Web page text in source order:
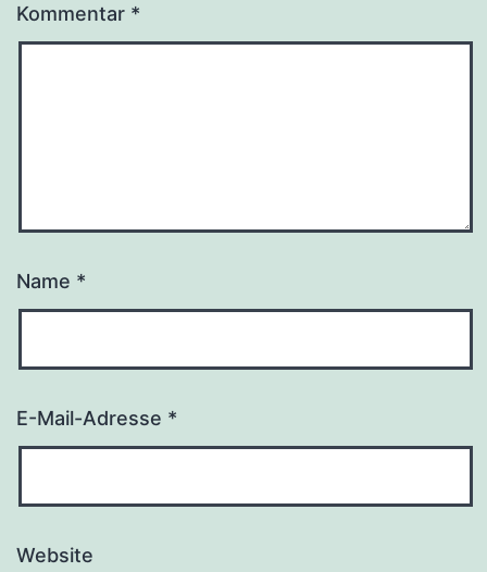
Kommentar *
Name *
E-Mail-Adresse *
Website